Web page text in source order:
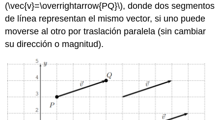
(\vec{v}=\overrightarrow{PQ}\), donde dos segmentos
de línea representan el mismo vector, si uno puede
moverse al otro por traslación paralela (sin cambiar
su dirección o magnitud).